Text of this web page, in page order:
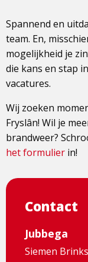
Spannend en
team. En,
mogelijkheid je
die kans en stap
vacatures.
Wij zoeken
Fryslân! Wil je
brandweer?
het formulier in!
Contact
Jubbega
Siemen